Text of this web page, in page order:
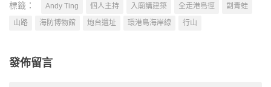
標籤： Andy Ting 個人主持 入廟講建築 全走港島徑
劏青蛙
山路
海防博物館 炮台遺址 環港島海岸線 行山
發佈留言